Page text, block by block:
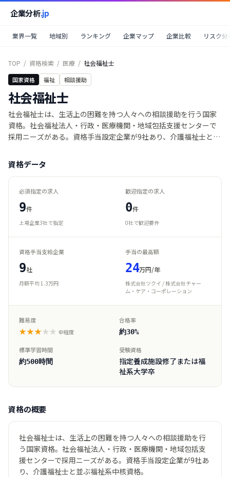
企業分析.jp
業界一覧 地域別 ランキング 企業マップ 企業比較 リスク分
TOP / 資格検索 / 医療 / 社会福祉士
国家資格 福祉 相談援助
社会福祉士
社会福祉士は、生活上の困難を持つ人々への相談援助を行う国家
資格。社会福祉法人・行政・医療機関・地域包括支援センターで
採用ニーズがある。資格手当設定企業が9社あり、介護福祉士と並
資格データ
必須指定の求人
9件
上場企業3社で指定
歓迎指定の求人
0件
0社で歓迎要件
資格手当支給企業
9社
月額平均 1.3万円
手当の最高額
24万円/年
株式会社ツクイ / 株式会社チャー
ム・ケア・コーポレーション
難易度
★★★★★ 中程度
合格率
約30%
標準学習時間
約500時間
受験資格
指定養成施設修了または福
祉系大学卒
資格の概要
社会福祉士は、生活上の困難を持つ人々への相談援助を行
う国家資格。社会福祉法人・行政・医療機関・地域包括支
援センターで採用ニーズがある。資格手当設定企業が9社あ
り、介護福祉士と並ぶ福祉系中核資格。